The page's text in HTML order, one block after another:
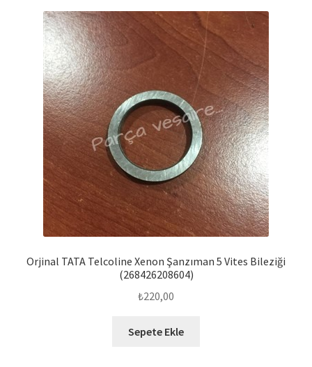
Orjinal TATA Telcoline Xenon Şanzıman 5 Vites Bileziği
(268426208604)
₺220,00
Sepete Ekle